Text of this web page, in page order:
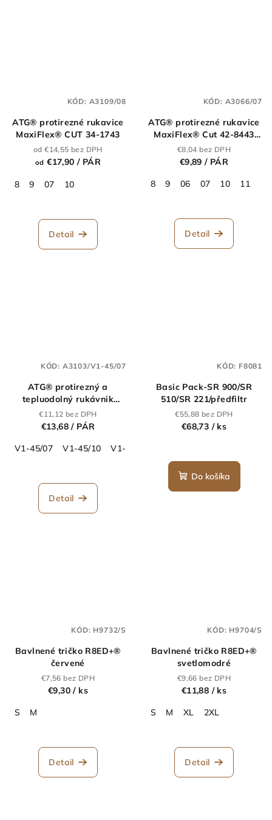
ATG® protirezné rukavice
MaxiFlex® CUT 34-1743
od €14,55 bez DPH
od €17,90 / PÁR
8 9 07 10
Detail
KÓD: A3109/08
ATG® protirezné rukavice
MaxiFlex® Cut 42-8443
AD-APT®
€8,04 bez DPH
€9,89/ PÁR
8
9 06 07 10 11
Detail
KÓD: A3066/07
ATG® protirezný a
tepluodolný rukávnik
MaxiCut® Ultra™ CH -
jeden pár
€11,12 bez DPH
€13,68/ PÁR
V1-45/07
V1-45/10 V1-45/12
Detail
KÓD: A3103/V1-45/07
Basic Pack-SR 900/SR
510/SR 221/předfiltr
€55,88 bez DPH
€68,73 / ks
Do košíka
KÓD: F8081
Bavlnené tričko R8ED+®
červené
€7,56 bez DPH
€9,30/ ks
S
M
Detail
KÓD: H9732/S
Bavlnené tričko R8ED+®
svetlomodré
€9,66 bez DPH
€11,88 / ks
S
M XL 2XL
Detail
KÓD: H9704/S